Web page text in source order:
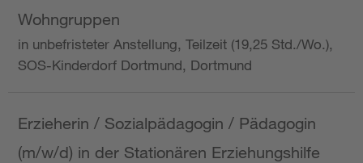
Wohngruppen
in unbefristeter Anstellung, Teilzeit (19,25 Std./Wo.),
SOS-Kinderdorf Dortmund, Dortmund
Erzieherin / Sozialpädagogin / Pädagogin
(m/w/d) in der Stationären Erziehungshilfe